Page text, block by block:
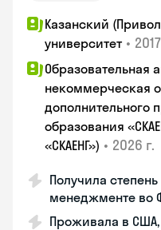
Казанский
университет •
Образовательная
некоммерческая
дополнительного
образования
«СКАЕНГ») • 2026 г.
Получила
менеджменте во
Проживала в